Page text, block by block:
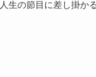
生の節目に差し掛か